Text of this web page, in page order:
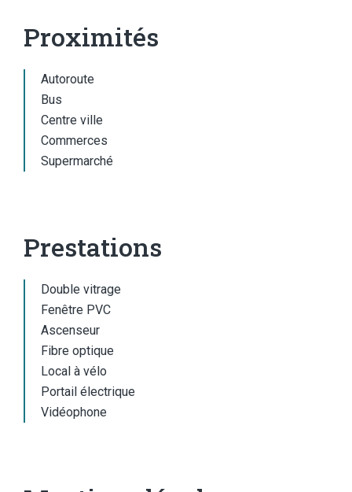
Proximités
Autoroute
Bus
Centre ville
Commerces
Supermarché
Prestations
Double vitrage
Fenêtre PVC
Ascenseur
Fibre optique
Local à vélo
Portail électrique
Vidéophone